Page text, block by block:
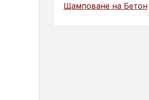
Щамповане на Бетон